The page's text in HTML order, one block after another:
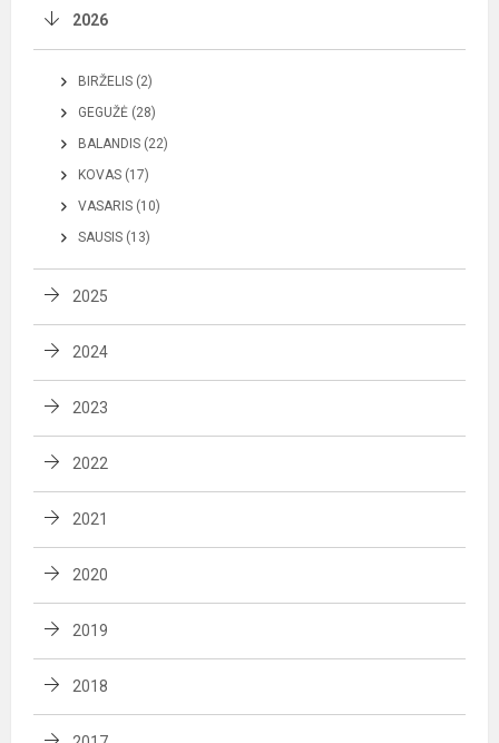
2026
BIRŽELIS (2)
GEGUŽĖ (28)
BALANDIS (22)
KOVAS (17)
VASARIS (10)
SAUSIS (13)
2025
2024
2023
2022
2021
2020
2019
2018